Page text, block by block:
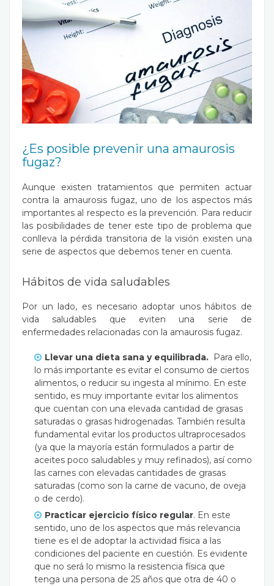
¿Es posible prevenir una amaurosis
fugaz?
Aunque existen tratamientos que permiten actuar
contra la amaurosis fugaz, uno de los aspectos más
importantes al respecto es la prevención. Para reducir
las posibilidades de tener este tipo de problema que
conlleva la pérdida transitoria de la visión existen una
serie de aspectos que debemos tener en cuenta.
Hábitos de vida saludables
Por un lado, es necesario adoptar unos hábitos de
vida saludables que eviten una serie de
enfermedades relacionadas con la amaurosis fugaz.
Llevar una dieta sana y equilibrada. Para ello,
lo más importante es evitar el consumo de ciertos
alimentos, o reducir su ingesta al mínimo. En este
sentido, es muy importante evitar los alimentos
que cuentan con una elevada cantidad de grasas
saturadas o grasas hidrogenadas. También resulta
fundamental evitar los productos ultraprocesados
(ya que la mayoría están formulados a partir de
aceites poco saludables y muy refinados), así como
las carnes con elevadas cantidades de grasas
saturadas (como son la carne de vacuno, de oveja
o de cerdo).
Practicar ejercicio físico regular. En este
sentido, uno de los aspectos que más relevancia
tiene es el de adoptar la actividad física a las
condiciones del paciente en cuestión. Es evidente
que no será lo mismo la resistencia física que
tenga una persona de 25 años que otra de 40 o